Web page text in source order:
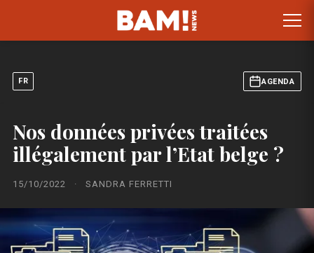
FR AGENDA
Nos données privées traitées
illégalement par l’Etat belge ?
15/10/2022 · SANDRA FERRETTI